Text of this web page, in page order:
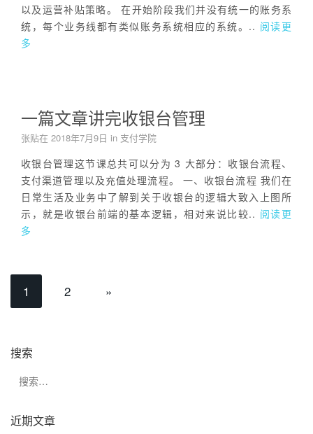
以及运营补贴策略。 在开始阶段我们并没有统一的账务系
统，每个业务线都有类似账务系统相应的系统。.. 阅读更
多
一篇文章讲完收银台管理
张贴在 2018年7月9日 in 支付学院
收银台管理这节课总共可以分为 3 大部分：收银台流程、
支付渠道管理以及充值处理流程。 一、收银台流程 我们在
日常生活及业务中了解到关于收银台的逻辑大致入上图所
示，就是收银台前端的基本逻辑，相对来说比较.. 阅读更
多
1 2 »
搜索
近期文章